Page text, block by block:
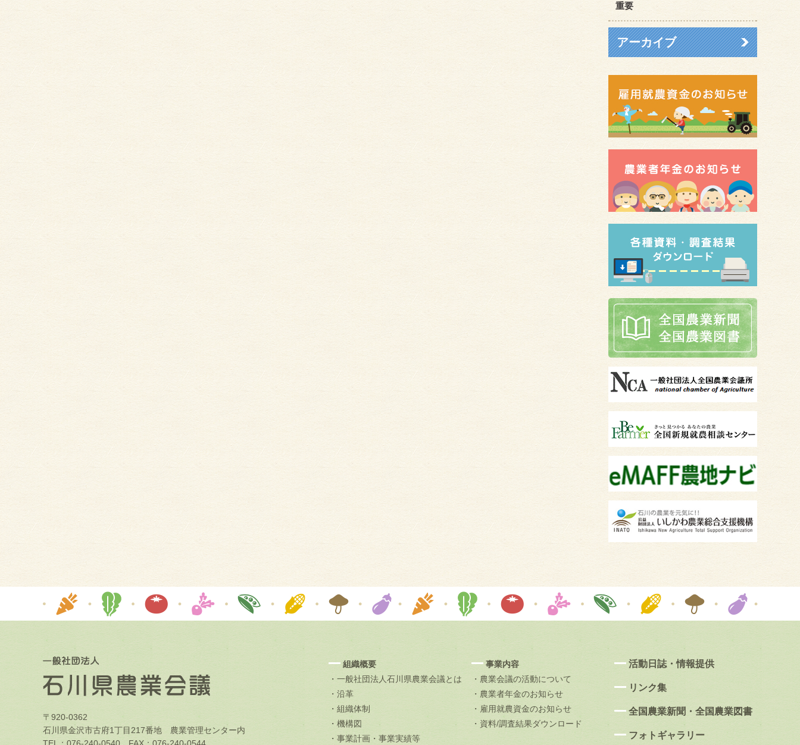
重要
アーカイブ
〒920-0362
石川県金沢市古府1丁目217番地 農業管理センター内
組織概要
・一般社団法人石川県農業会議とは
・沿革
・組織体制
・機構図
・事業計画・事業実績等
事業内容
・農業会議の活動について
・農業者年金のお知らせ
・雇用就農資金のお知らせ
・資料/調査結果ダウンロード
活動日誌・情報提供
リンク集
全国農業新聞・全国農業図書
フォトギャラリー